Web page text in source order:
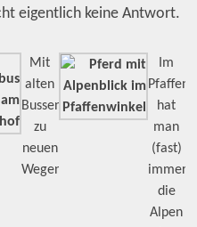
eigentlich keine Antwort.
Mit
alten
Bussen
zu
neuen
Wegen
Im
hat
man
(fast)
immer
die
Alpen